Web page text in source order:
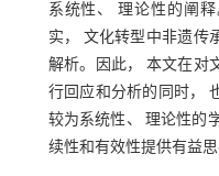
系统性、 理论性的阐
实， 文化转型中非遗传
解析。因此， 本文在对
行回应和分析的同时，
较为系统性、 理论性的
续性和有效性提供有益思